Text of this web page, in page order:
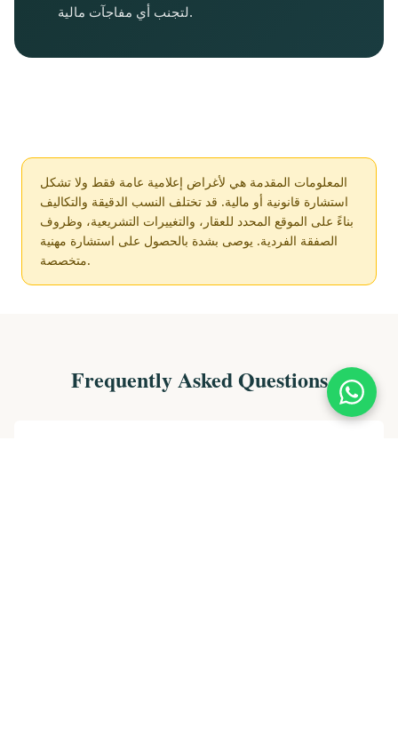
لتجنب أي مفاجآت مالية.
المعلومات المقدمة هي لأغراض إعلامية عامة فقط ولا تشكل
استشارة قانونية أو مالية. قد تختلف النسب الدقيقة والتكاليف
بناءً على الموقع المحدد للعقار، والتغييرات التشريعية، وظروف
الصفقة الفردية. يوصى بشدة بالحصول على استشارة مهنية
متخصصة.
Frequently Asked Questions